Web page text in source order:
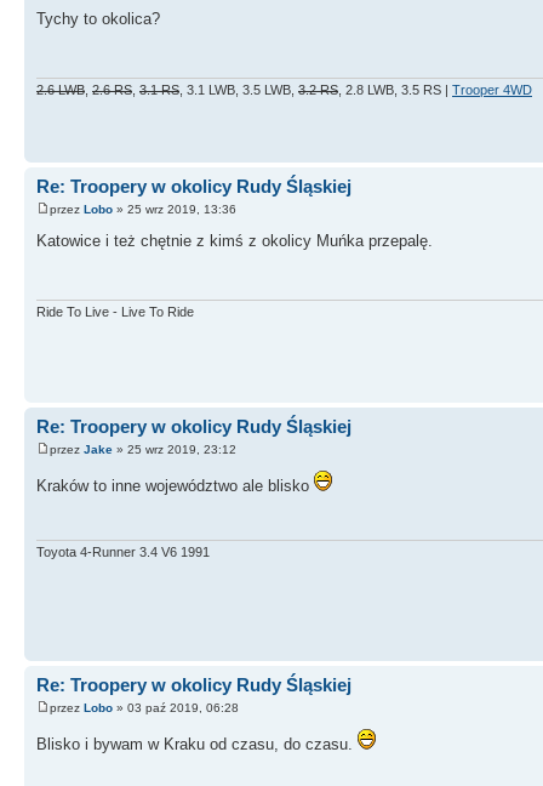
Tychy to okolica?
2.6 LWB 2.6 RS 3.1 RS , 3.1 LWB, 3.5 LWB, 3.2 RS , 2.8 LWB, 3.5 RS | Trooper 4WD
Re: Troopery w okolicy Rudy Śląskiej
przez Lobo » 25 wrz 2019, 13:36
Katowice i też chętnie z kimś z okolicy Muńka przepalę.
Ride To Live - Live To Ride
Re: Troopery w okolicy Rudy Śląskiej
przez Jake » 25 wrz 2019, 23:12
Kraków to inne województwo ale blisko
Toyota 4-Runner 3.4 V6 1991
Re: Troopery w okolicy Rudy Śląskiej
przez Lobo » 03 paź 2019, 06:28
Blisko i bywam w Kraku od czasu, do czasu.